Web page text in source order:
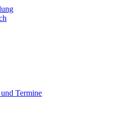
Termine